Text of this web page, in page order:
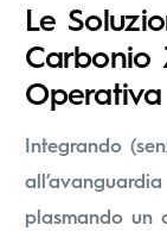
Le
Carbonio
Operativa
Integrando
plasmando un